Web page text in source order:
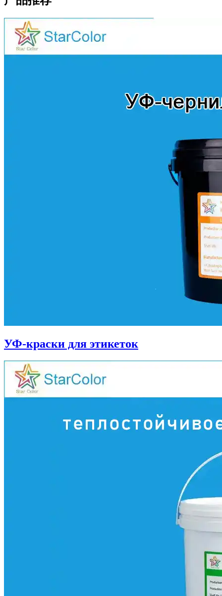
УФ-краски для этикеток